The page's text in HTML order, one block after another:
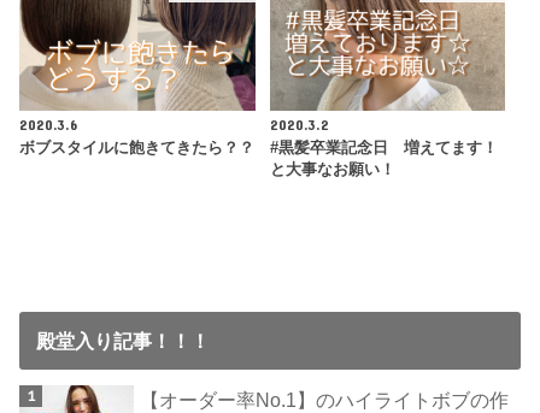
2020.3.6
ボブスタイルに飽きてきたら？？
2020.3.2
#黒髪卒業記念日 増えてます！
と大事なお願い！
殿堂入り記事！！！
【オーダー率No.1】のハイライトボブの作